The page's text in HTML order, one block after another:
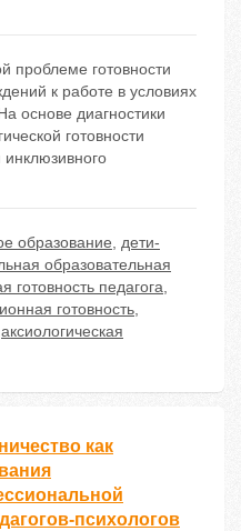
проблеме готовности
к работе в условиях
основе диагностики
готовности
образование, дети-
образовательная
готовность педагога,
готовность,
аксиологическая
как
психологов